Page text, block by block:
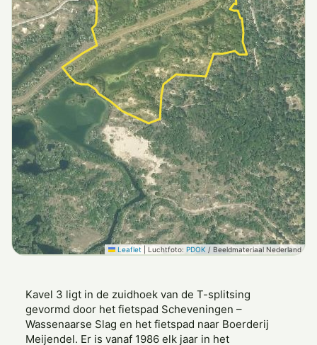
Leaflet Luchtfoto: PDOK / Beeldmateriaal Nederland
Kavel 3 ligt in de zuidhoek van de T-splitsing
gevormd door het fietspad Scheveningen –
Wassenaarse Slag en het fietspad naar Boerderij
Meijendel. Er is vanaf 1986 elk jaar in het